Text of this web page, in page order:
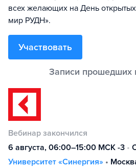
всех желающих на День
мир РУДН».
Участвовать
Вебинар закончился
6 августа, 06:00–15:00 МСК -3 •
Университет «Синергия» •